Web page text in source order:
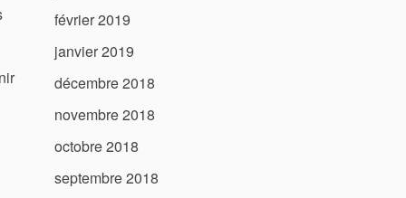
février 2019
janvier 2019
décembre 2018
novembre 2018
octobre 2018
septembre 2018